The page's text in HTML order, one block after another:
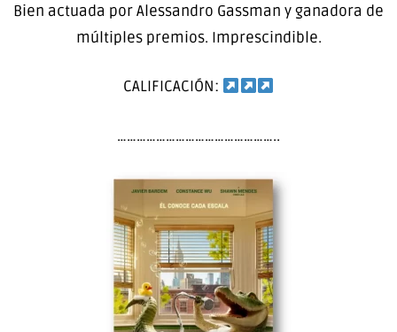
Bien actuada por Alessandro Gassman y ganadora de
múltiples premios. Imprescindible.
CALIFICACIÓN:
…………………………………………..